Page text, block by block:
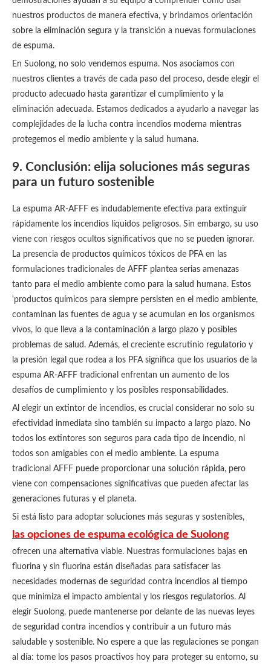
nuestros productos de manera efectiva, y brindamos orientación
sobre la eliminación segura y la transición a nuevas formulaciones
de espuma.
En Suolong, no solo vendemos espuma. Nos asociamos con
nuestros clientes a través de cada paso del proceso, desde elegir el
producto adecuado hasta garantizar el cumplimiento y la
eliminación adecuada. Estamos dedicados a ayudarlo a navegar las
complejidades de la lucha contra incendios moderna mientras
protegemos el medio ambiente y la salud humana.
9. Conclusión: elija soluciones más seguras
para un futuro sostenible
La espuma AR-AFFF es indudablemente efectiva para extinguir
rápidamente los incendios líquidos peligrosos. Sin embargo, su uso
viene con riesgos ocultos significativos que no se pueden ignorar.
La presencia de productos químicos tóxicos de PFA en las
formulaciones tradicionales de AFFF plantea serias amenazas
tanto para el medio ambiente como para la salud humana. Estos
'productos químicos para siempre persisten en el medio ambiente,
contaminan las fuentes de agua y se acumulan en los organismos
vivos, lo que lleva a la contaminación a largo plazo y posibles
problemas de salud. Además, el creciente escrutinio regulatorio y
la presión legal que rodea a los PFA significa que los usuarios de la
espuma AR-AFFF tradicional enfrentan un aumento de los
desafíos de cumplimiento y los posibles responsabilidades.
Al elegir un extintor de incendios, es crucial considerar no solo su
efectividad inmediata sino también su impacto a largo plazo. No
todos los extintores son seguros para cada tipo de incendio, ni
todos son amigables con el medio ambiente. La espuma
tradicional AFFF puede proporcionar una solución rápida, pero
viene con compensaciones significativas que pueden afectar las
generaciones futuras y el planeta.
Si está listo para adoptar soluciones más seguras y sostenibles,
las opciones de espuma ecológica de Suolong
ofrecen una alternativa viable. Nuestras formulaciones bajas en
fluorina y sin fluorina están diseñadas para satisfacer las
necesidades modernas de seguridad contra incendios al tiempo
que minimiza el impacto ambiental y los riesgos regulatorios. Al
elegir Suolong, puede mantenerse por delante de las nuevas leyes
de seguridad contra incendios y contribuir a un futuro más
saludable y sostenible. No espere a que las regulaciones se pongan
al día: tome los pasos proactivos hoy para proteger su entorno, su